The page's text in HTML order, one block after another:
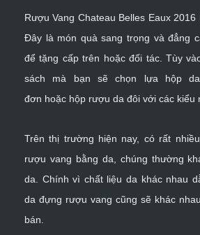
Rượu Vang Chateau Belles Eaux 2016
Đây là món quà sang trọng và đẳng
để tặng cấp trên hoặc đối tác. Tùy
sách mà bạn sẽ chọn lựa hộp
đơn hoặc hộp rượu da đôi với các kiểu
Trên thị trường hiện nay, có rất
rượu vang bằng da, chúng thường
da. Chính vì chất liệu da khác nhau
da đựng rượu vang cũng sẽ khác
bán.